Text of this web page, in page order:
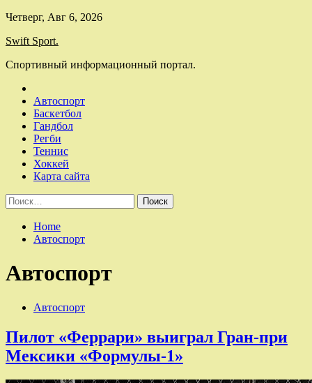
Skip
content
Четверг, Авг 6, 2026
Swift Sport.
Спортивный информационный портал.
Автоспорт
Баскетбол
Гандбол
Регби
Теннис
Хоккей
Карта сайта
Найти:
Home
Автоспорт
Автоспорт
Автоспорт
Пилот «Феррари» выиграл Гран-при
Мексики «Формулы-1»